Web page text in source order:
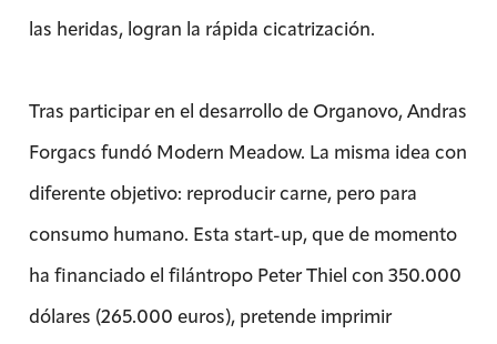
las heridas, logran la rápida cicatrización.
Tras participar en el desarrollo de Organovo, Andras
Forgacs fundó Modern Meadow. La misma idea con
diferente objetivo: reproducir carne, pero para
consumo humano. Esta start-up, que de momento
ha financiado el filántropo Peter Thiel con 350.000
dólares (265.000 euros), pretende imprimir